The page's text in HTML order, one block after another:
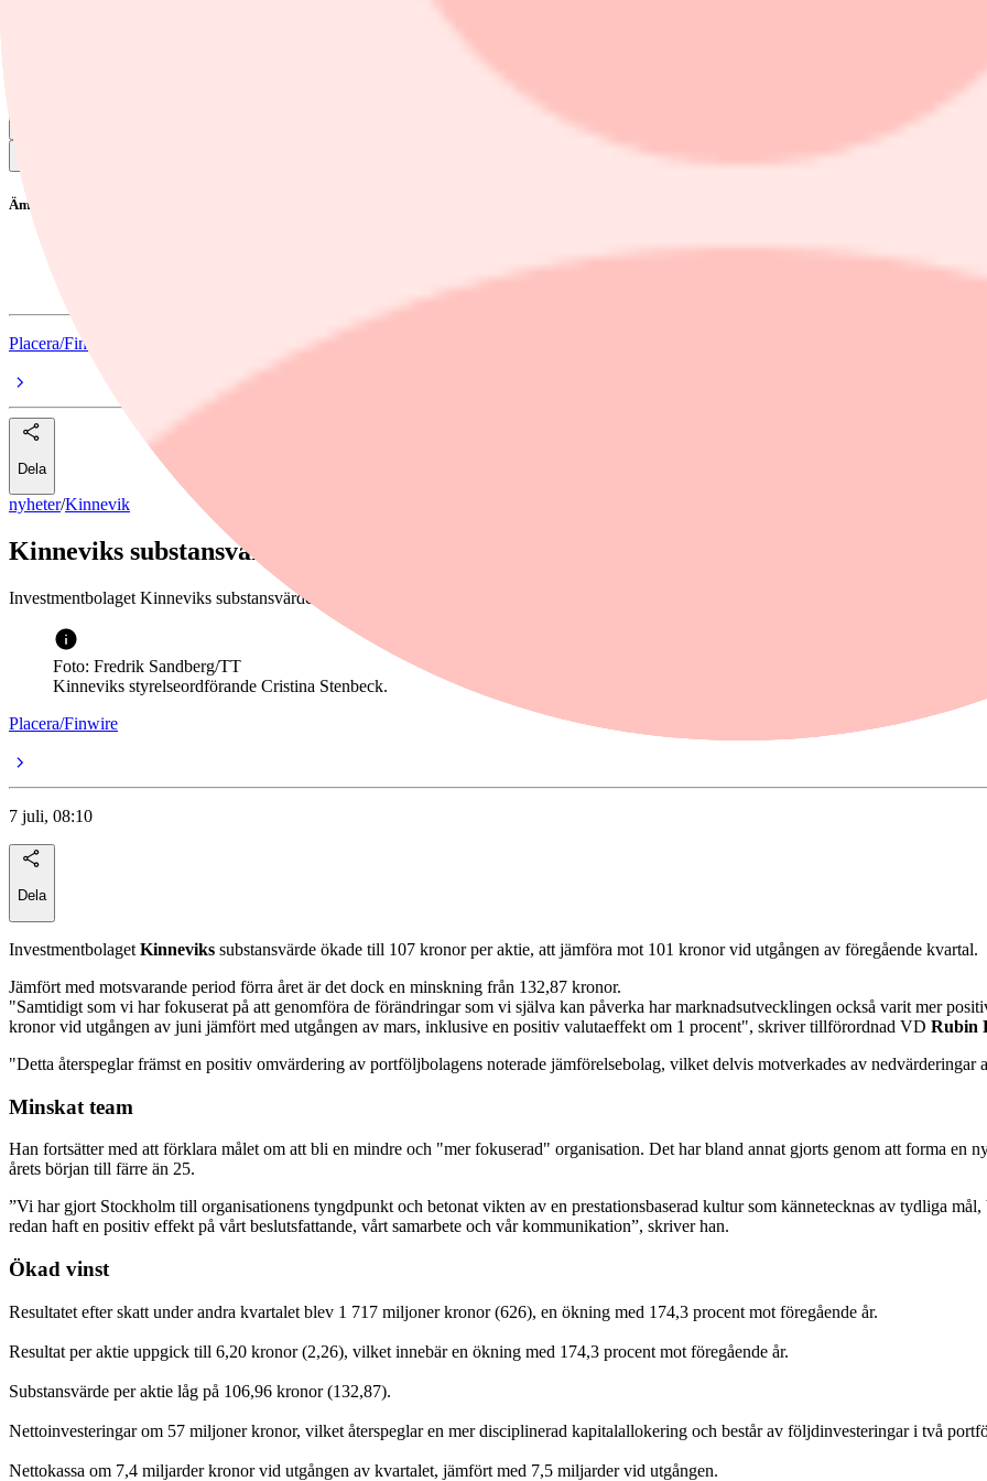
Ämnen i artikeln
Kinnevik
Kinnevik
Placera/Finwire
Dela
nyheter/Kinnevik
Kinneviks substansvärde ökar
Investmentbolaget Kinneviks substansvärde steg med 6% under det andra kvartalet. Samtidigt redovisar bolaget ett förbättrat resultat och
Foto: Fredrik Sandberg/TT
Kinneviks styrelseordförande Cristina Stenbeck.
Placera/Finwire
7 juli, 08:10
Dela
Investmentbolaget Kinneviks substansvärde ökade till 107 kronor per aktie, att jämföra mot 101 kronor vid utgången av föregående kvartal.
Jämfört med motsvarande period förra året är det dock en minskning från 132,87 kronor.
"Samtidigt som vi har fokuserat på att genomföra de förändringar som vi själva kan påverka har marknadsutvecklingen också varit mer
kronor vid utgången av juni jämfört med utgången av mars, inklusive en positiv valutaeffekt om 1 procent", skriver tillförordnad VD Rubin
"Detta återspeglar främst en positiv omvärdering av portföljbolagens noterade jämförelsebolag, vilket delvis motverkades av
Minskat team
Han fortsätter med att förklara målet om att bli en mindre och "mer fokuserad" organisation. Det har bland annat gjorts genom att forma en
årets början till färre än 25.
”Vi har gjort Stockholm till organisationens tyngdpunkt och betonat vikten av en prestationsbaserad kultur som kännetecknas av tydliga mål,
redan haft en positiv effekt på vårt beslutsfattande, vårt samarbete och vår kommunikation”, skriver han.
Ökad vinst
Resultatet efter skatt under andra kvartalet blev 1 717 miljoner kronor (626), en ökning med 174,3 procent mot föregående år.
Resultat per aktie uppgick till 6,20 kronor (2,26), vilket innebär en ökning med 174,3 procent mot föregående år.
Substansvärde per aktie låg på 106,96 kronor (132,87).
Nettoinvesteringar om 57 miljoner kronor, vilket återspeglar en mer disciplinerad kapitalallokering och består av följdinvesteringar i två
Nettokassa om 7,4 miljarder kronor vid utgången av kvartalet, jämfört med 7,5 miljarder vid utgången.